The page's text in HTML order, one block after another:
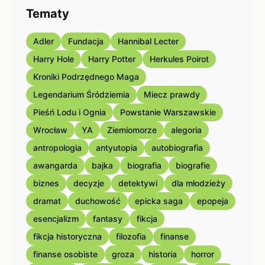
Tematy
Adler Fundacja
Hannibal Lecter
Harry Hole
Harry Potter
Herkules Poirot
Kroniki Podrzędnego Maga
Legendarium Śródziemia
Miecz prawdy
Pieśń Lodu i Ognia
Powstanie Warszawskie
Wrocław
YA Ziemiomorze
alegoria
antropologia
antyutopia
autobiografia
awangarda
bajka biografia
biografie
biznes
decyzje detektywi
dla młodzieży
dramat
duchowość epicka saga
epopeja
esencjalizm
fantasy
fikcja
fikcja historyczna
filozofia
finanse
finanse osobiste
groza historia horror